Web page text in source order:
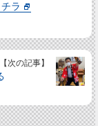
ラ
【次の記事】